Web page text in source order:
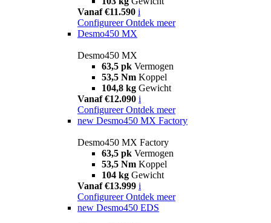
Vanaf €11.590 i
Configureer Ontdek meer
Desmo450 MX
Desmo450 MX
63,5 pk Vermogen
53,5 Nm Koppel
104,8 kg Gewicht
Vanaf €12.090 i
Configureer Ontdek meer
new Desmo450 MX Factory
Desmo450 MX Factory
63,5 pk Vermogen
53,5 Nm Koppel
104 kg Gewicht
Vanaf €13.999 i
Configureer Ontdek meer
new Desmo450 EDS